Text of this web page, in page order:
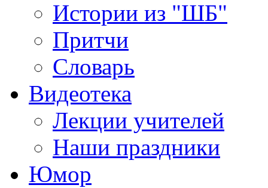
Истории из "ШБ"
Притчи
Словарь
Видеотека
Лекции учителей
Наши праздники
Юмор